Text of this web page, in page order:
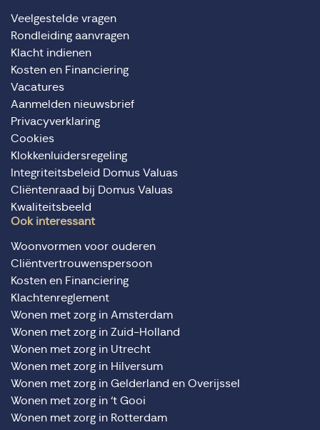
Veelgestelde vragen
Rondleiding aanvragen
Klacht indienen
Kosten en Financiering
Vacatures
Aanmelden nieuwsbrief
Privacyverklaring
Cookies
Klokkenluidersregeling
Integriteitsbeleid Domus Valuas
Cliëntenraad bij Domus Valuas
Kwaliteitsbeeld
Ook interessant
Woonvormen voor ouderen
Cliëntvertrouwenspersoon
Kosten en Financiering
Klachtenreglement
Wonen met zorg in Amsterdam
Wonen met zorg in Zuid-Holland
Wonen met zorg in Utrecht
Wonen met zorg in Hilversum
Wonen met zorg in Gelderland en Overijssel
Wonen met zorg in ‘t Gooi
Wonen met zorg in Rotterdam